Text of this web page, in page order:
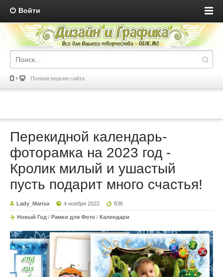
Войти
Полная версия сайта
Перекидной календарь-
фоторамка на 2023 год -
Кролик милый и ушастый
пусть подарит много счастья!
Lady_Marisa 4 ноября 2022 836
Новый Год / Рамки для Фото / Календари